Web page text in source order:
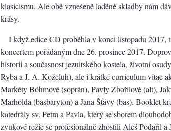
klasicismu. Ale obě vznešeně laděné skladby nám
krásy.
I když edice CD proběhla v konci listopadu 2017,
koncertem pořádaným dne 26. prosince 2017.
historii a současnost jezuitského kostela, životní
Ryba a J. A. Koželuh), ale i krátké curriculum vitae
Markéty Böhmové (soprán), Pavly Zbořilové (alt),
Marholda (basbaryton) a Jana Šťávy (bas). Booklet
katedrály sv. Petra a Pavla, který se sborem
zvukové režie se profesionálně zhostili Aleš Podařil